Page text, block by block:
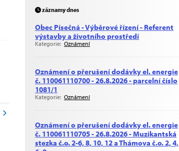
záznamy dnes
Obec Písečná - Výběrové řízení - Referent
výstavby a životního prostředí
Kategorie: Oznámení
Oznámení o přerušení dodávky el. energie
č. 110061110700 - 26.8.2026 - parcelní číslo
1081/1
Kategorie: Oznámení
Oznámení o přerušení dodávky el. energie
č. 110061110705 - 26.8.2026 - Muzikantská
stezka č.o. 2-6, 8, 10, 12 a Thámova č.o. 2, 4,